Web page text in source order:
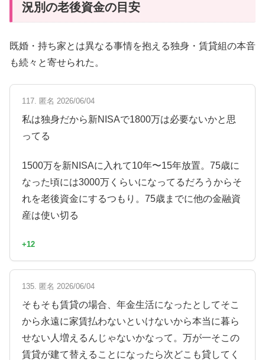
況別の老後資金の目安
既婚・持ち家とは異なる事情を抱える独身・賃貸組の本音
も続々と寄せられた。
117. 匿名 2026/06/04
私は独身だから新NISAで1800万は必要ないかと思
ってる
1500万を新NISAに入れて10年〜15年放置。75歳に
なった頃には3000万くらいになってるだろうからそ
れを老後資金にするつもり。75歳までに他の金融資
産は使い切る
+12
135. 匿名 2026/06/04
そもそも賃貸の場合、年金生活になったとしてそこ
から永遠に家賃払わないといけないから本当に暮ら
せない人増えるんじゃないかなって。万が一そこの
賃貸が建て替えることになったら次どこも貸してく